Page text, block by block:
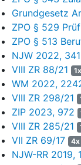
10
Die
seiner
Beklagten
derjenigen des
III.
11
Die zulässige
Grundgesetz
ZPO § 529
ZPO § 513
NJW 2022,
VIII ZR 88/21
1x
WM 2022,
VIII ZR 298/21
ZIP 2023, 972
VIII ZR 285/21
VII ZR 69/17
4x
NJW-RR 2019,